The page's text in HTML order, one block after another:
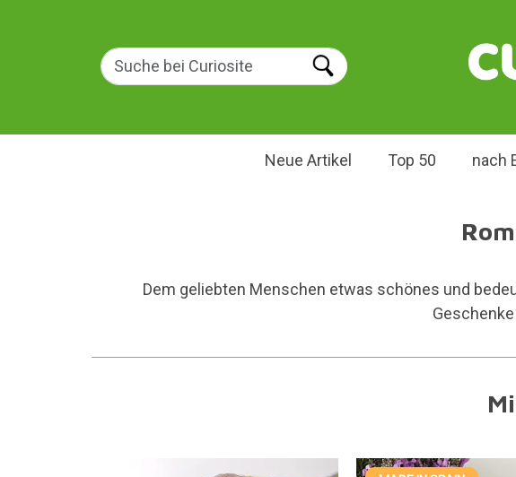
Neue Artikel Top 50 nach
Dem geliebten Menschen etwas schönes und